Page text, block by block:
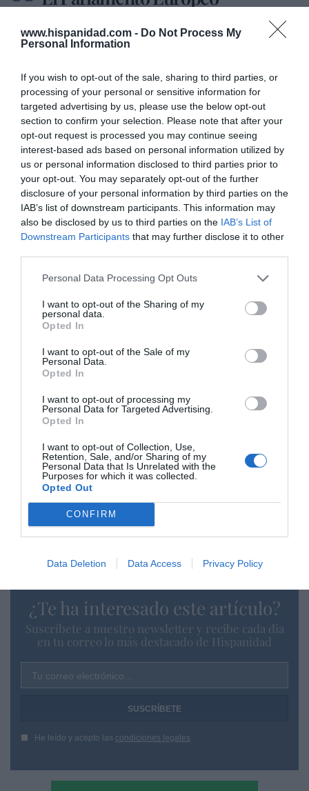
www.hispanidad.com - Do Not Process My
Personal Information
If you wish to opt-out of the sale, sharing to third parties, or
processing of your personal or sensitive information for
targeted advertising by us, please use the below opt-out
section to confirm your selection. Please note that after your
opt-out request is processed you may continue seeing
interest-based ads based on personal information utilized by
us or personal information disclosed to third parties prior to
your opt-out. You may separately opt-out of the further
disclosure of your personal information by third parties on the
IAB’s list of downstream participants. This information may
also be disclosed by us to third parties on the IAB’s List of
Downstream Participants that may further disclose it to other
Personal Data Processing Opt Outs
I want to opt-out of the Sharing of my
personal data.
Opted In
I want to opt-out of the Sale of my
Personal Data.
Opted In
I want to opt-out of processing my
Personal Data for Targeted Advertising.
Opted In
I want to opt-out of Collection, Use,
Retention, Sale, and/or Sharing of my
Personal Data that Is Unrelated with the
Purposes for which it was collected.
Opted Out
CONFIRM
Data Deletion Data Access Privacy Policy
señala que la nuclear y el gas no
son energías verdes, marcando
pleno de principios de julio y
yendo en contra de la Comisión
Europea, que hace unos meses
apostó por incluir ambas energías
en la taxonomía verde europea
Y una última hora desde la UE: elParlamento
Europeoha señalado que la nuclear y el gas no
son energías verdes, marcando así la intención de
voto sobre un tema que se votará en un pleno a
contrario a la Comisión Europea, que hace unos
meses apostó por
destacar que desde Bruselas tampoco se ha hecho
mucho más por impulsar la nuclear (¡un error!):
doble que la nuclear, dentro del paquete de
medidas‘REPower EU’
dependencia de los combustibles fósiles rusos en
dos tercios este año. Y esto nos lleva a poder
hablar claramente del cachondeo ideológico-
verde de Europa
que sí emite CO 2,... mientras persigue emisiones
neutras.
¿Te ha interesado este artículo?
Suscríbete a nuestro newsletter y recibe cada dia
en tu correo lo más destacado de Hispanidad
Tu correo electrónico...
He leído y acepto las condiciones legales